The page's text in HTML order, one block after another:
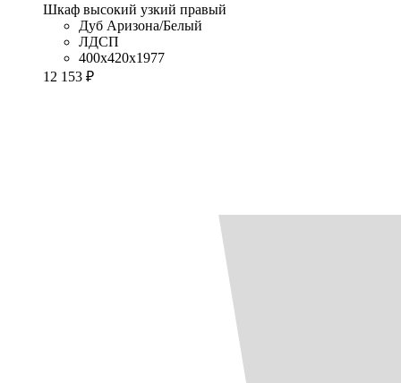
Шкаф высокий узкий правый
Дуб Аризона/Белый
ЛДСП
400x420x1977
12 153 ₽